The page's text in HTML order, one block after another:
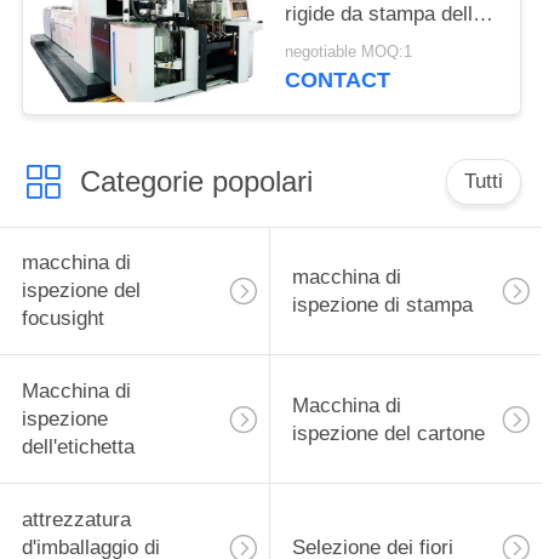
rigide da stampa della
scatola, macchina di
ispezione di Focusight
negotiable MOQ:1
CONTACT
Categorie popolari Tutti
macchina di
ispezione del
focusight
macchina di
ispezione di stampa
Macchina di
ispezione
dell'etichetta
Macchina di
ispezione del cartone
attrezzatura
d'imballaggio di
Selezione dei fiori